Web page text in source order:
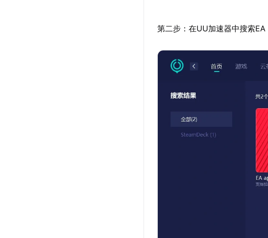
第二步：在UU加速器中搜索